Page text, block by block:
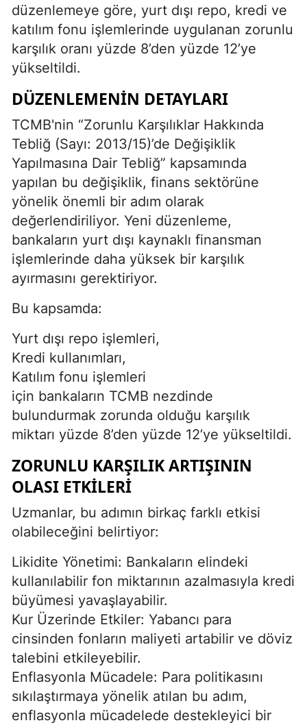
düzenlemeye göre, yurt dışı repo, kredi ve
katılım fonu işlemlerinde uygulanan zorunlu
karşılık oranı yüzde 8’den yüzde 12’ye
yükseltildi.
DÜZENLEMENIN DETAYLARI
TCMB'nin “Zorunlu Karşılıklar Hakkında
Tebliğ (Sayı: 2013/15)’de Değişiklik
Yapılmasına Dair Tebliğ” kapsamında
yapılan bu değişiklik, finans sektörüne
yönelik önemli bir adım olarak
değerlendiriliyor. Yeni düzenleme,
bankaların yurt dışı kaynaklı finansman
işlemlerinde daha yüksek bir karşılık
ayırmasını gerektiriyor.
Bu kapsamda:
Yurt dışı repo işlemleri,
Kredi kullanımları,
Katılım fonu işlemleri
için bankaların TCMB nezdinde
bulundurmak zorunda olduğu karşılık
miktarı yüzde 8’den yüzde 12’ye yükseltildi.
ZORUNLU KARŞILIK ARTIŞININ
OLASI ETKILERI
Uzmanlar, bu adımın birkaç farklı etkisi
olabileceğini belirtiyor:
Likidite Yönetimi: Bankaların elindeki
kullanılabilir fon miktarının azalmasıyla kredi
büyümesi yavaşlayabilir.
Kur Üzerinde Etkiler: Yabancı para
cinsinden fonların maliyeti artabilir ve döviz
talebini etkileyebilir.
Enflasyonla Mücadele: Para politikasını
sıkılaştırmaya yönelik atılan bu adım,
enflasyonla mücadelede destekleyici bir